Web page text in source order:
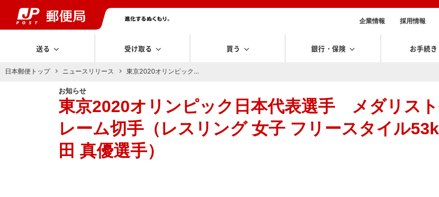
企業情報 採用情報
送る 受け取る 買う 銀行・保険 お手続き
日本郵便トップ ニュースリリース 東京2020オリンピック…
お知らせ
東京2020オリンピック日本代表選手 メダリス
レーム切手（レスリング 女子 フリースタイル
田 真優選手）